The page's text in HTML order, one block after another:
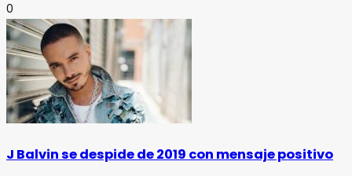
0
J Balvin se despide de 2019 con mensaje positivo